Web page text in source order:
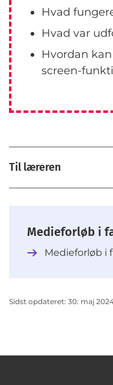
Hvad
Hvad var
Hvordan
screen-
Til læreren
Medieforløb i
Medieforløb i
Sidst opdateret: 30. maj